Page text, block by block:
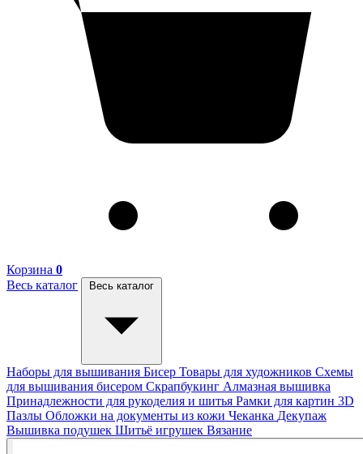
Корзина 0
Весь каталог
Весь каталог
Наборы для вышивания Бисер Товары для художников Схемы
для вышивания бисером Скрапбукинг Алмазная вышивка
Принадлежности для рукоделия и шитья Рамки для картин 3D
Пазлы Обложки на документы из кожи Чеканка Декупаж
Вышивка подушек Шитьё игрушек Вязание